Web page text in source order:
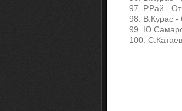
97. Р.Рай -
98. В.Курас -
99.
100.